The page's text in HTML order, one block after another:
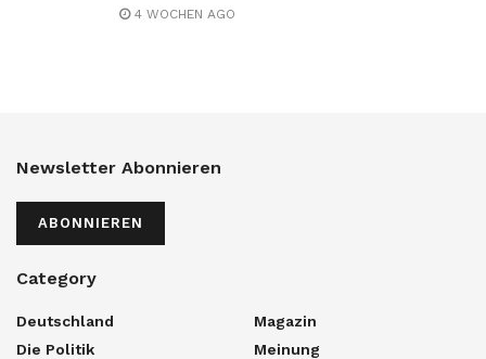
4 WOCHEN AGO
Newsletter Abonnieren
ABONNIEREN
Category
Deutschland
Die Politik
Magazin
Meinung